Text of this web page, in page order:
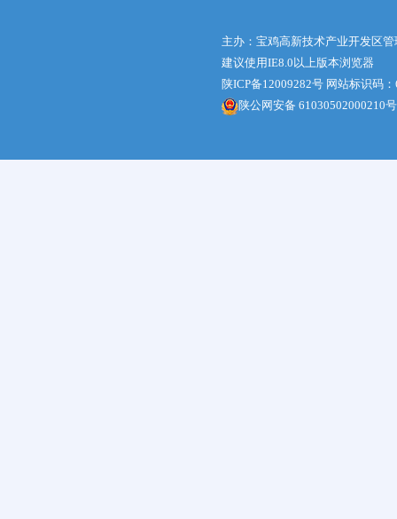
主办：宝鸡高新技术产业开发区
建议使用IE8.0以上版本浏览器
陕ICP备12009282号 网站标识码
陕公网安备 61030502000210号